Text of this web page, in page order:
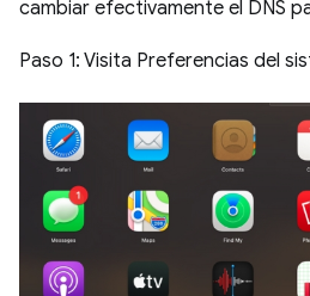
cambiar efectivamente el DNS
Paso 1: Visita Preferencias del